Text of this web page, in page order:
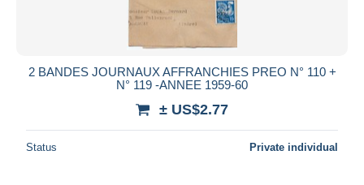
2 BANDES JOURNAUX AFFRANCHIES PREO N° 110 +
N° 119 -ANNEE 1959-60
± US$2.77
Status Private individual